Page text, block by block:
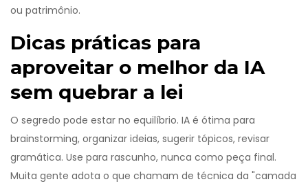
ou patrimônio.
Dicas práticas para
aproveitar o melhor da IA
sem quebrar a lei
O segredo pode estar no equilíbrio. IA é ótima para
brainstorming, organizar ideias, sugerir tópicos, revisar
gramática. Use para rascunho, nunca como peça final.
Muita gente adota o que chamam de técnica da "camada